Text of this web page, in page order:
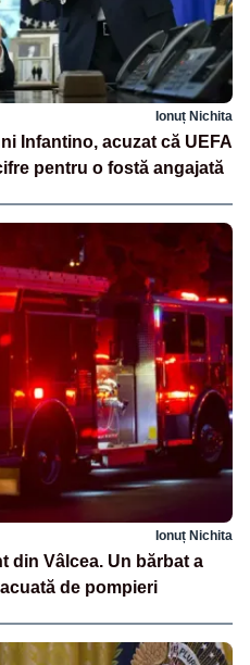
Ionuț Nichita
Infantino, acuzat că UEFA
pentru o fostă angajată
Ionuț Nichita
din Vâlcea. Un bărbat a
de pompieri